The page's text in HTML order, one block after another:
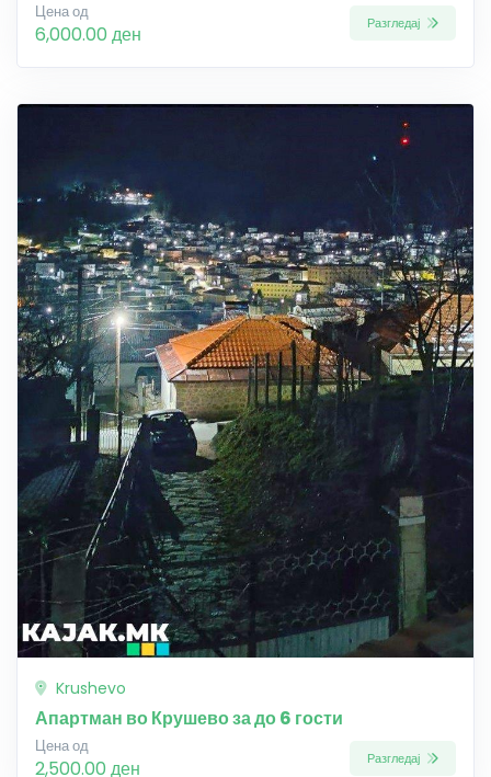
Цена од
6,000.00 ден Разгледај
Krushevo
Апартман во Крушево за до 6 гости
Цена од
2,500.00 ден Разгледај